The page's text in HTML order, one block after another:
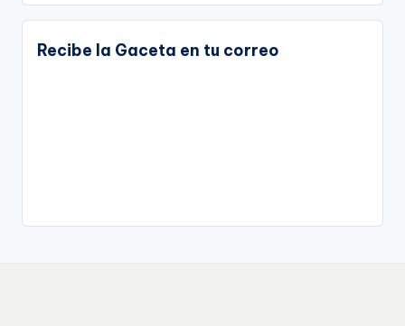
Recibe la Gaceta en tu correo